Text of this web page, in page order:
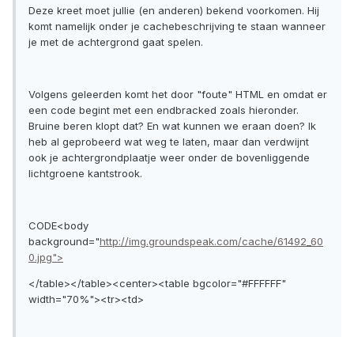
Deze kreet moet jullie (en anderen) bekend voorkomen. Hij
komt namelijk onder je cachebeschrijving te staan wanneer
je met de achtergrond gaat spelen.
Volgens geleerden komt het door "foute" HTML en omdat er
een code begint met een endbracked zoals hieronder.
Bruine beren klopt dat? En wat kunnen we eraan doen? Ik
heb al geprobeerd wat weg te laten, maar dan verdwijnt
ook je achtergrondplaatje weer onder de bovenliggende
lichtgroene kantstrook.
CODE<body
background="http://img.groundspeak.com/cache/61492_60
0.jpg">
</table></table><center><table bgcolor="#FFFFFF"
width="70%"><tr><td>